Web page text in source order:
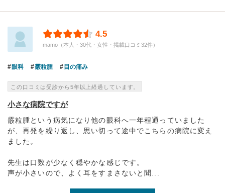
4.5
mamo（本人・30代・女性・掲載口コミ32件）
眼科 霰粒腫 目の痛み
この口コミは受診から5年以上経過しています。
小さな病院ですが
霰粒腫という病気になり他の眼科へ一年程通っていました
が、再発を繰り返し、思い切って途中でこちらの病院に変え
ました。
先生は口数が少なく穏やかな感じです。
声が小さいので、よく耳をすまさないと聞...